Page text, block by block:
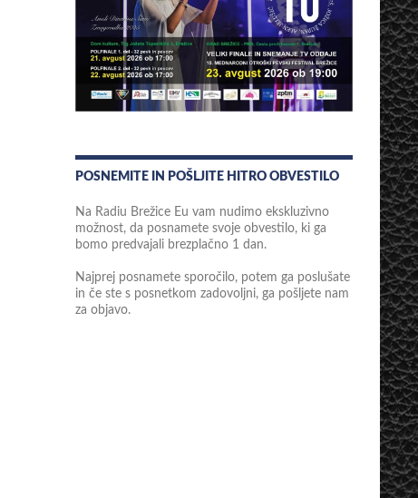
POSNEMITE IN POŠLJITE HITRO OBVESTILO
Na Radiu Brežice Eu vam nudimo ekskluzivno
možnost, da posnamete svoje obvestilo, ki ga
bomo predvajali brezplačno 1 dan.
Najprej posnamete sporočilo, potem ga poslušate
in če ste s posnetkom zadovoljni, ga pošljete nam
za objavo.